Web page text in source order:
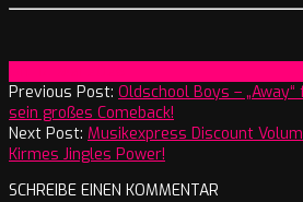
05-
17
Previous Post: Oldschool Boys –
sein großes Comeback!
Next Post: Musikexpress Discount
Kirmes Jingles Power!
SCHREIBE EINEN KOMMENTAR